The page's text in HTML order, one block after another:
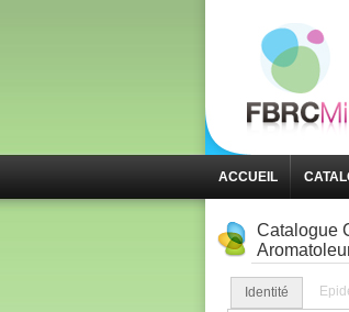
ACCUEIL
Catalogue
Identité